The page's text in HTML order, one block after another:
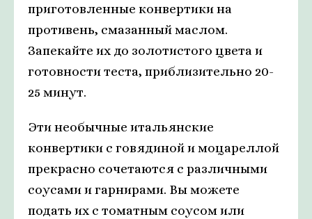
приготовленные конвертики на
противень, смазанный маслом.
Запекайте их до золотистого цвета и
готовности теста, приблизительно 20-
25 минут.
Эти необычные итальянские
конвертики с говядиной и моцареллой
прекрасно сочетаются с различными
соусами и гарнирами. Вы можете
подать их с томатным соусом или